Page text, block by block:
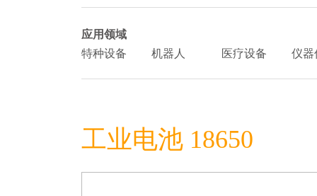
应用领域
特种设备
机器人 医疗设备 仪器
工业电池 18650